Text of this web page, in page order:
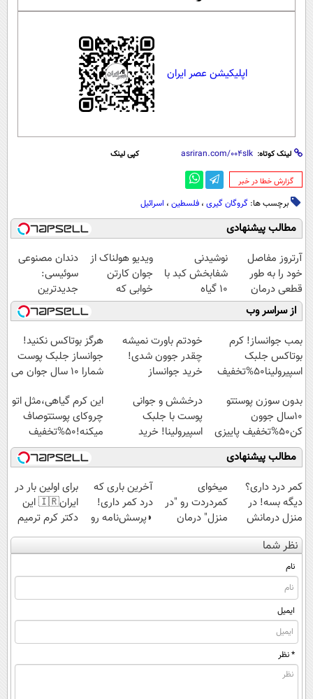
اپلیکیشن عصر ایران
لینک کوتاه: کپی لینک
‌گزارش خطا در خبر
برچسب ها: گروگان گیری ، فلسطین ، اسرائیل
مطالب پیشنهادی
آرتروز مفاصل
خود را به طور
قطعی درمان
کنید!
◗پرسش‌نامه◖
نوشیدنی
شفابخش کبد با
10 گیاه
موثر(تخفیف تا
امشب)
ویدیو هولناک از
جوان کارتن
خوابی که
میلیاردر شد.
آموزش رایگان
دندان مصنوعی
سوئیسی:
جدیدترین
فناوری اروپا،
سبک و مقاوم |
پرداخت قسطی
از سراسر وب
بمب جوانساز! کرم
بوتاکس جلبک
اسپیرولینا50%تخفیف
خودتم باورت نمیشه
چقدر جوون شدی!
خرید جوانساز
ویژه
هرگز بوتاکس نکنید!
جوانساز جلبک پوست
شمارا ۱۰ سال جوان می
بدون سوزن پوستتو
10سال جوون
کن50%تخفیف پاییزی
درخشش و جوانی
پوست با جلبک
اسپیرولینا! خرید
محصول با تخفیف ویژه
این کرم گیاهی،مثل اتو
چروکای پوستتوصاف
میکنه!50%تخفیف
مطالب پیشنهادی
کمر درد داری؟
دیگه بسه! در
منزل درمانش
کن
(◀پرسش‌نامه)
میخوای
کمردردت رو "در
منزل" درمان
کنی؟ (◂فیلم +
◂پرسش‌نامه)
آخرین باری که
درد کمر داری!
◗پرسش‌نامه رو
پر کن◖
برای اولین بار در
ایران🇮🇷 این
دکتر کرم ترمیم
کننده 23 روزه
ساخت!
نظر شما
نام
ایمیل
* نظر